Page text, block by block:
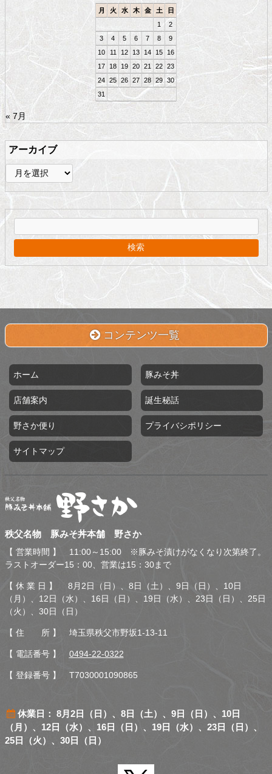
月 火 水 木 金 土
日
1
2
3
4 5 6 7 8
9
10
11 12 13 14 15
16
17
18 19 20 21 22 23
24 25 26 27 28 29 30
31
« 7月
アーカイブ
ア
ー
カ
イ
ブ
コンテンツ一覧
ホーム 豚みそ丼
店舗案内 誕生秘話
野さか便り プライバシポリシー
サイトマップ
秩父名物 豚みそ丼本舗 野
秩父名物 豚みそ丼本舗 野さか
【 営業時間 】 11:00～15:00 ※豚みそ漬けがなくなり次第終了。
ラストオーダー15：00、営業は15：30まで
【 休 業 日 】 8月2日（日）、8日（土）、9日（日）、10日
（月）、12日（水）、16日（日）、19日（水）、23日（日）、25日
（火）、30日（日）
【 住 所 】 埼玉県秩父市野坂1-13-11
【 電話番号 】 0494-22-0322
【 登録番号 】 T7030001090865
休業日： 8月2日（日）、8日（土）、9日（日）、10日
（月）、12日（水）、16日（日）、19日（水）、23日（日）、
25日（火）、30日（日）